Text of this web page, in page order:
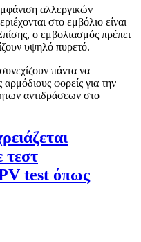
αλλεργικών
στο εμβόλιο είναι
ο εμβολιασμός πρέπει
υψηλό πυρετό.
πάντα να
φορείς για την
αντιδράσεων στο
τεστ
test όπως